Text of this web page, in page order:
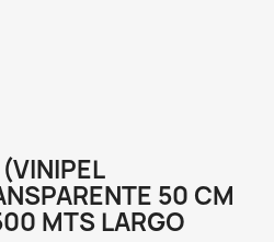
50 CM
MTS LARGO